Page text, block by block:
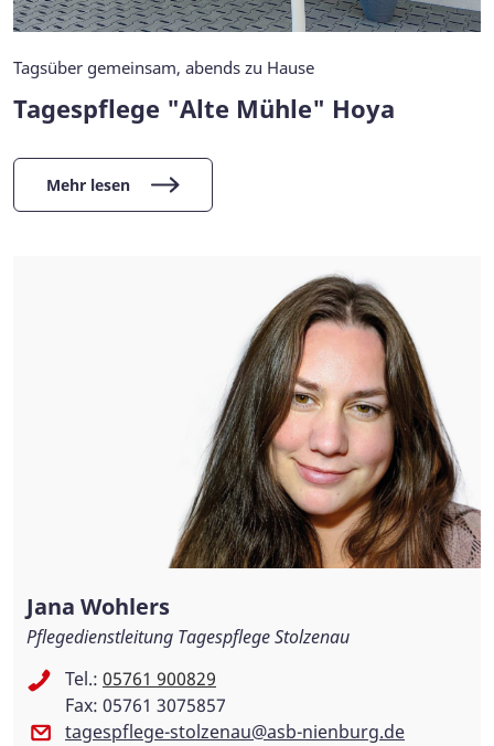
Tagsüber gemeinsam, abends zu Hause
Tagespflege "Alte Mühle" Hoya
Mehr lesen
Jana Wohlers
Pflegedienstleitung Tagespflege Stolzenau
Tel.: 05761 900829
Fax: 05761 3075857
tagespflege-stolzenau@asb-nienburg.de